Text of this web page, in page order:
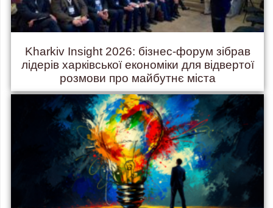
Kharkiv Insight 2026: бізнес-форум зібрав
лідерів харківської економіки для відвертої
розмови про майбутнє міста